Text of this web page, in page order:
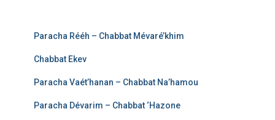
Paracha Rééh – Chabbat Mévaré’khim
Chabbat Ekev
Paracha Vaét’hanan – Chabbat Na’hamou
Paracha Dévarim – Chabbat ‘Hazone